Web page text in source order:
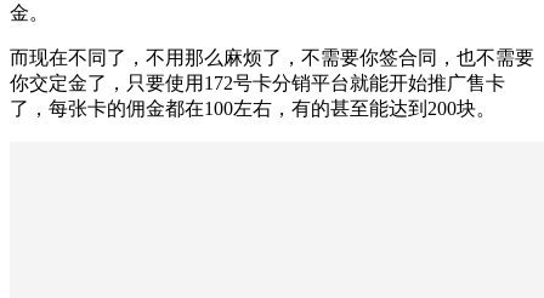
金。
而现在不同了，不用那么麻烦了，不需要你签合同，也不需要
你交定金了，只要使用172号卡分销平台就能开始推广售卡
了，每张卡的佣金都在100左右，有的甚至能达到200块。